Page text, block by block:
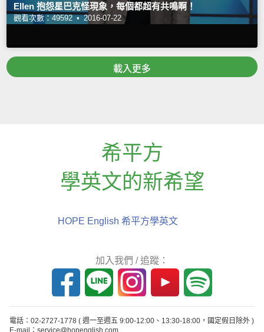
Ellen 抱怨星巴克怪現象，每個都超有共鳴啊！
觀看次數：49592 • 2016-07-22
載入更多
希平方
學英文的新希望
HOPE English 希平方學英文
加入我們 / 追蹤：
電話：02-2727-1778 ( 週一至週五 9:00-12:00、13:30-18:00，國定假日除外 )
E-mail：service@hopenglish.com